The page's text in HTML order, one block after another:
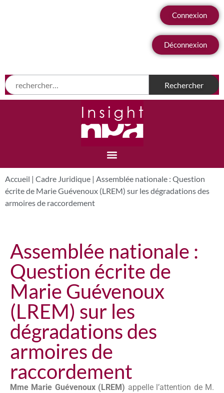
Connexion
Déconnexion
Accueil | Cadre Juridique | Assemblée nationale : Question
écrite de Marie Guévenoux (LREM) sur les dégradations des
armoires de raccordement
Assemblée nationale :
Question écrite de
Marie Guévenoux
(LREM) sur les
dégradations des
armoires de
raccordement
Mme Marie Guévenoux (LREM) appelle l’attention de M.